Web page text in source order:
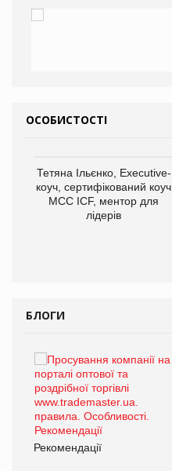
ОСОБИСТОСТІ
Тетяна Ільєнко, Executive-
коуч, сертифікований коуч
МСС ICF, ментор для
лідерів
БЛОГИ
Рекомендації